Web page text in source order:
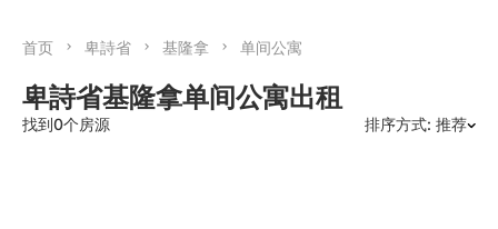
首页 卑詩省 基隆拿 单间公寓
卑詩省基隆拿单间公寓出租
找到0个房源 排序方式: 推荐